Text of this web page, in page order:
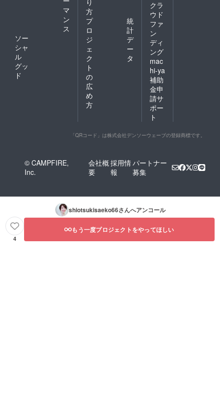
マ
ン
ス
ソー
シャ
ル
グッ
ド
り
方
プ
ロ
ジ
ェ
ク
ト
の
広
め
方
統
計
デ
ー
タ
クラ
ウド
ファ
ン
ディ
ング
mac
hi-ya
補助
金申
請サ
ポー
ト
「QRコード」は株式会社デンソーウェーブの登録商標です。
© CAMPFIRE,
Inc.
会社概
要
採用情
報
パートナー
募集
shiotsukisaeko66さんへアンコール
4
もう一度プロジェクトをやってほしい